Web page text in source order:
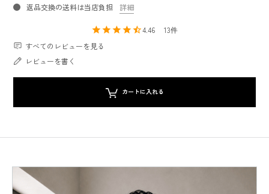
返品交換の送料は当店負担
詳細
4.46
13
すべてのレビューを見る
レビューを書く
カートに入れる